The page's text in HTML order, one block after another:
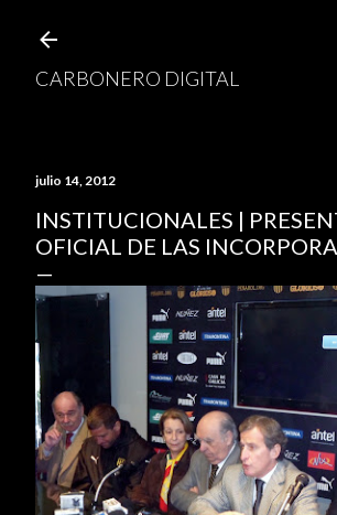
CARBONERO DIGITAL
julio 14, 2012
INSTITUCIONALES |
OFICIAL DE LAS